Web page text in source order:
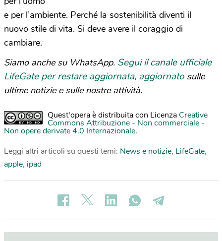
e per l’ambiente. Perché la sostenibilità diventi il
nuovo stile di vita. Si deve avere il coraggio di
cambiare.
Siamo anche su WhatsApp. Segui il canale ufficiale
LifeGate per restare aggiornata, aggiornato sulle
ultime notizie e sulle nostre attività.
Quest'opera è distribuita con Licenza Creative
Commons Attribuzione - Non commerciale -
Non opere derivate 4.0 Internazionale.
Leggi altri articoli su questi temi: News e notizie, LifeGate,
apple, ipad